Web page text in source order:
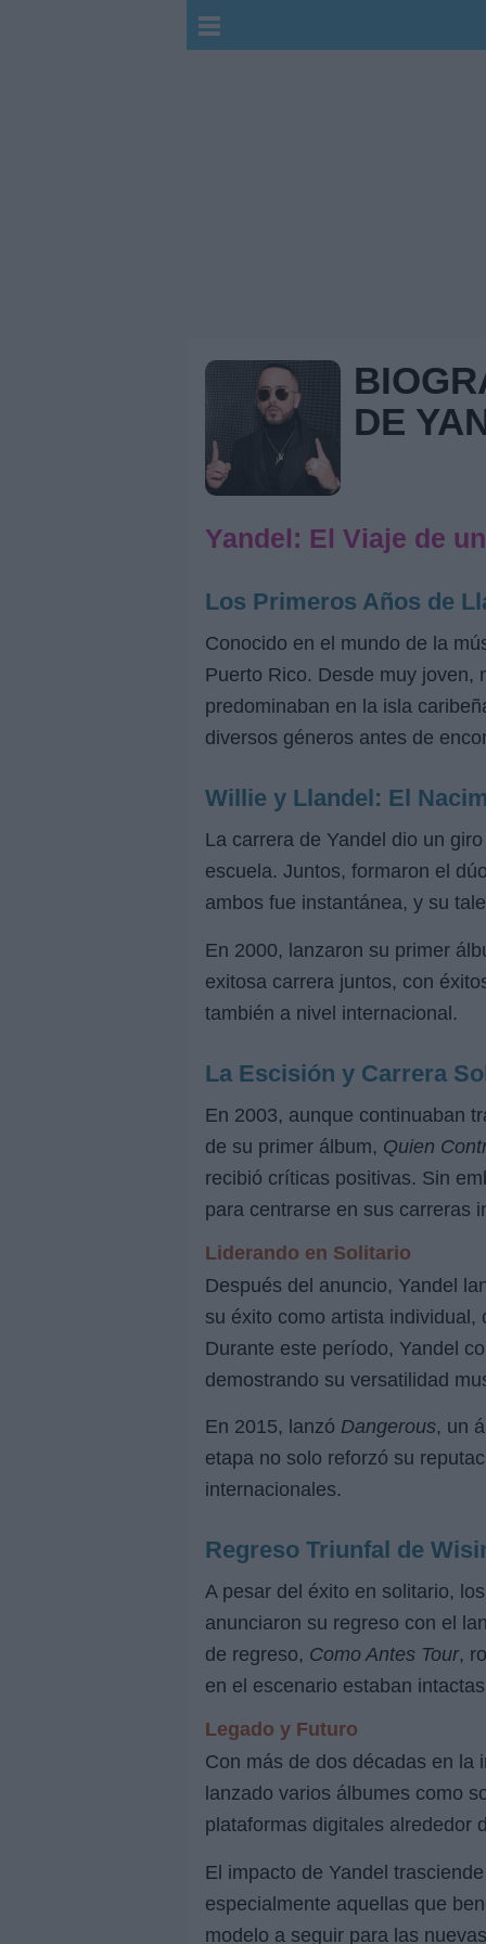
DE
Yandel: El Viaje de
Los Primeros Años de
Conocido en el mundo de la
Puerto Rico. Desde muy joven,
predominaban en la isla
diversos géneros antes de
Willie y Llandel: El
La carrera de Yandel dio un
escuela. Juntos, formaron el dúo
ambos fue instantánea, y su
En 2000, lanzaron su primer
exitosa carrera juntos, con
también a nivel internacional.
La Escisión y Carrera
En 2003, aunque continuaban
de su primer álbum, Quien
recibió críticas positivas. Sin
para centrarse en sus carreras
Liderando en Solitario
Después del anuncio, Yandel
su éxito como artista individual,
Durante este período, Yandel
demostrando su versatilidad
En 2015, lanzó Dangerous, un
etapa no solo reforzó su
internacionales.
Regreso Triunfal de
A pesar del éxito en solitario,
anunciaron su regreso con el
de regreso, Como Antes Tour,
en el escenario estaban
Legado y Futuro
Con más de dos décadas en la
lanzado varios álbumes como
plataformas digitales alrededor
El impacto de Yandel
especialmente aquellas que
modelo a seguir para las